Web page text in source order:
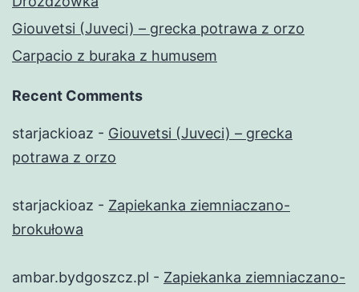
Giouvetsi (Juveci) – grecka potrawa z orzo
Carpacio z buraka z humusem
Recent Comments
starjackioaz - Giouvetsi (Juveci) – grecka
potrawa z orzo
starjackioaz - Zapiekanka ziemniaczano-
brokułowa
ambar.bydgoszcz.pl - Zapiekanka ziemniaczano-